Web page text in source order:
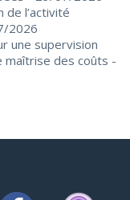
de l’activité
2026
une supervision
maîtrise des coûts -